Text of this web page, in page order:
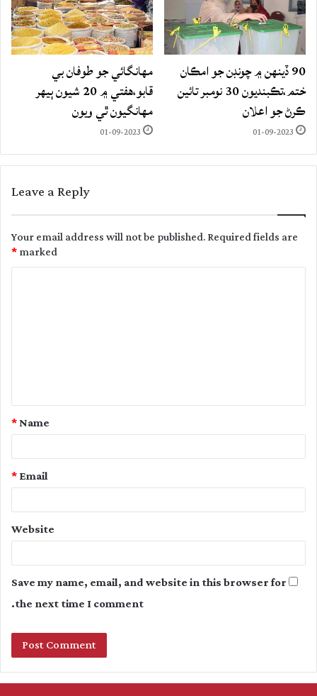
90 ڏينهن ۾ چونڊن جو امڪان
ختم،تڪبنديون 30 نومبر تائين
ڪرڻ جو اعلان
01-09-2023
مهانگائي جو طوفان بي
قابو،هفتي ۾ 20 شيون ٻيهر
مهانگيون ٿي ويون
01-09-2023
Leave a Reply
Your email address will not be published.Required fields are
marked
*
t
Name
*
Email
*
Website
Save my name, email, and website in this browser for
the next time I comment.